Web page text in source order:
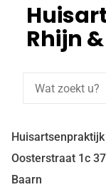
Rhijn
Oosterstraat 1c
Baarn